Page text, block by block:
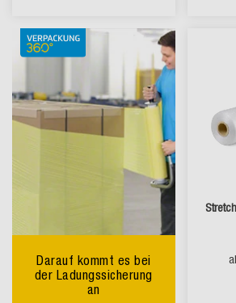
Darauf kommt es bei
der Ladungssicherung
an